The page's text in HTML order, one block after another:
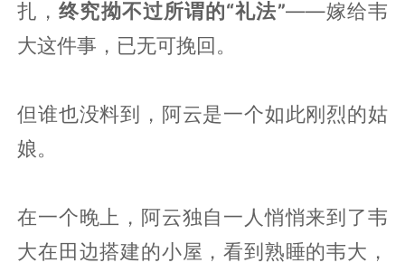
扎，终究拗不过所谓的“礼法”——嫁给韦
大这件事，已无可挽回。
但谁也没料到，阿云是一个如此刚烈的姑
娘。
在一个晚上，阿云独自一人悄悄来到了韦
大在田边搭建的小屋，看到熟睡的韦大，